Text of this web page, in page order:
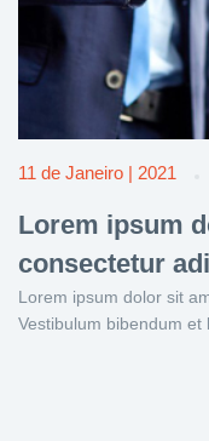
11 de Janeiro | 2021
Lorem ipsum
consectetur
Lorem ipsum dolor sit
Vestibulum bibendum et